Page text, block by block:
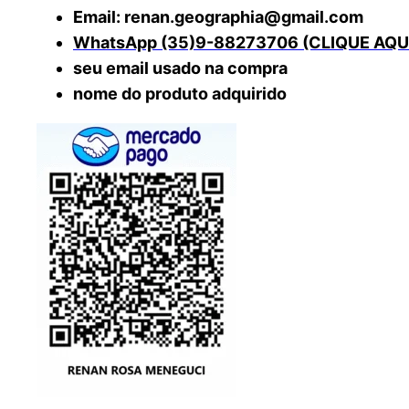
Email: renan.geographia@gmail.com
WhatsApp (35)9-88273706 (CLIQUE
seu email usado na compra
nome do produto adquirido